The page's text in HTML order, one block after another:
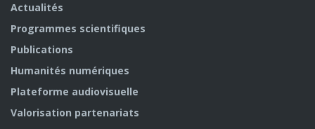
Actualités
Programmes scientifiques
Publications
Humanités numériques
Plateforme audiovisuelle
Valorisation partenariats